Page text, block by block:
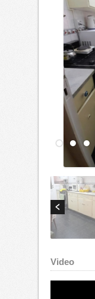
Video